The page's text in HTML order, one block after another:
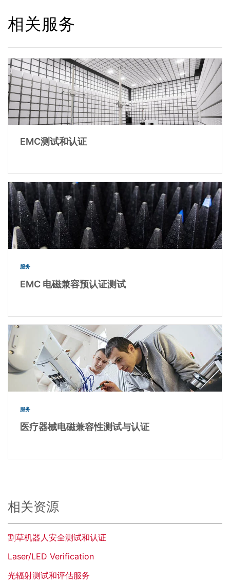
相关服务
EMC测试和认证
服务
EMC 电磁兼容预认证测试
服务
医疗器械电磁兼容性测试与认证
相关资源
割草机器人安全测试和认证
Laser/LED Verification
光辐射测试和评估服务